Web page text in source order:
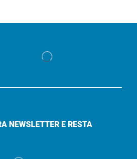
NEWSLETTER E RESTA